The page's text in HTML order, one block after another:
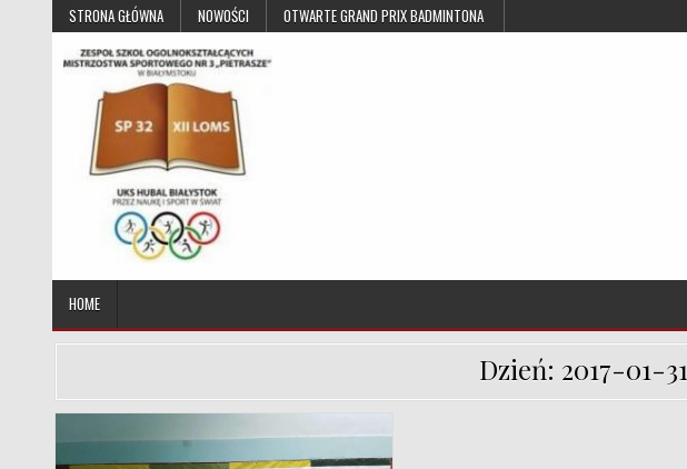
Skip to contentSTRONA GŁÓWNA NOWOŚCI OTWARTE GRAND PRIX BADMINTONA
UKS Hubal Białystok
HOME
Dzień: 2017-01-31